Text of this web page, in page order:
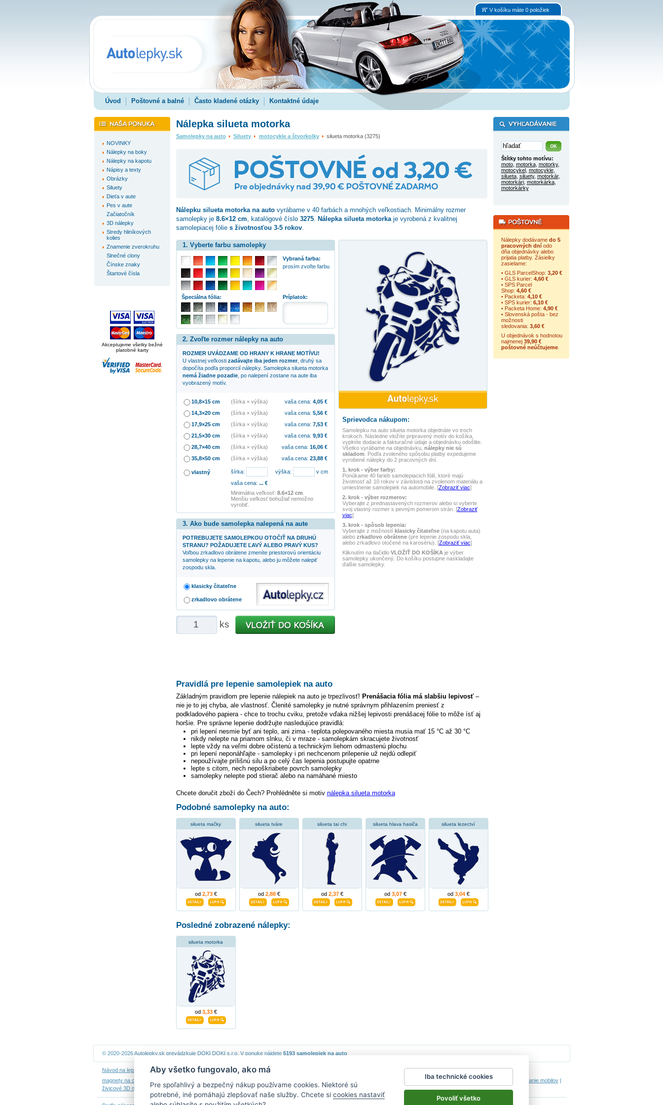
V košíku máte 0 položiek
Úvod Poštovné a balné Často kladené otázky Kontaktné údaje
NOVINKY
Nálepky na boky
Nálepky na kapotu
Nápisy a texty
Obrázky
Siluety
Dieťa v aute
Pes v aute
Začiatočník
3D nálepky
Stredy hliníkových
kolies
Znamenie zverokruhu
Slnečné clony
Čínske znaky
Štartové čísla
Akceptujeme všetky bežné
platobné karty
Nálepka silueta motorka
Samolepky na auto Siluety motocykle a štvorkolky silueta motorka (3275)
Nálepku silueta motorkana autovyrábame v 40 farbách a mnohých veľkostiach. Minimálny rozmer
samolepky je 8.6×12 cm, katalógové číslo 3275. Nálepka silueta motorkaje vyrobená z kvalitnej
samolepiacej fólie s životnosťou 3-5 rokov.
Sprievodca nákupom:
Samolepku na auto silueta motorkaobjednáte vo troch
krokoch. Následne vložíte pripravený motív do košíka,
vyplníte dodacie a fakturačné údaje a objednávku odošlite.
Všetko vyrábame na objednávku, nálepky nie sú
skladom . Podľa zvoleného spôsobu platby expedujeme
vyrobené nálepky do 2 pracovných dní.
1. krok - výber farby:
Ponúkame 40 farieb samolepiacich fólií, ktoré majú
životnosť až 10 rokov v závislosti na zvolenom materiálu a
umiestnenie samolepiek na automobile. [Zobraziť viac]
2. krok - výber rozmerov:
Vyberajte z prednastavených rozmerov alebo si vyberte
svoj vlastný rozmer s pevným pomerom strán. [Zobraziť
viac]
3. krok - spôsob lepenia:
Vyberajte z možností klasicky čitateľne(na kapotu auta)
alebo zrkadlovo obrátene(pre lepenie zospodu skla,
alebo zrkadlovo otočené na karosériu). [Zobraziť viac]
Kliknutím na tlačidlo VLOŽIŤ DO KOŠÍKA je výber
samolepky ukončený. Do košíku postupne naskladajte
ďalšie samolepky.
1. Vyberte farbu samolepky
Vybraná farba:
prosím zvoľte farbu
Príplatok:
Špeciálna fólia:
2. Zvoľte rozmer nálepky na auto
ROZMER UVÁDZAME OD HRANY K HRANE MOTÍVU!
U vlastnej veľkosti zadávajte iba jeden rozmer, druhý sa
dopočíta podľa proporcií nálepky. Samolepka silueta motorka
nemá žiadne pozadie, po nalepení zostane na aute iba
vyobrazený motív.
10,8×15 cm (šírka × výška) vaša cena: 4,05€
14,3×20 cm
(šírka × výška) vaša cena: 5,56€
17,9×25 cm
(šírka × výška) vaša cena: 7,53€
21,5×30 cm
(šírka × výška) vaša cena: 9,93€
28,7×40 cm
(šírka × výška) vaša cena: 16,06€
35,8×50 cm
(šírka × výška) vaša cena: 23,88€
vlastný šírka: výška:
v cm
vaša cena: ...€
Minimálna veľkosť: 8.6×12 cm
Menšiu veľkosť bohužiaľ nemožno
vyrobiť.
3. Ako bude samolepka nalepená na aute
POTREBUJETE SAMOLEPKOU OTOČIŤ NA DRUHÚ
STRANU? POŽADUJETE ĽAVÝ ALEBO PRAVÝ KUS?
Voľbou zrkadlovo obrátene zmeníte priestorovú orientáciu
samolepky na lepenie na kapotu, alebo ju môžete nalepiť
zospodu skla.
klasicky čitateľne
zrkadlovo obrátene
ks
Pravidlá pre lepenie samolepiek na auto
Základným pravidlom pre lepenie nálepiek na auto je trpezlivosť! Prenášacia fólia má slabšiu lepivosť–
nie je to jej chyba, ale vlastnosť. Členité samolepky je nutné správnym přihlazením preniesť z
podkladového papiera - chce to trochu cviku, pretože vďaka nižšej lepivosti prenášacej fólie to môže ísť aj
horšie. Pre správne lepenie dodržujte nasledujúce pravidlá:
pri lepení nesmie byť ani teplo, ani zima - teplota polepovaného miesta musia mať 15 °C až 30 °C
nikdy nelepte na priamom slnku, či v mraze - samolepkám skracujete životnosť
lepte vždy na veľmi dobre očistenú a technickým liehom odmastenú plochu
pri lepení neponáhľajte - samolepky i pri nechcenom prilepenie už nejdú odlepiť
nepoužívajte prílišnú silu a po celý čas lepenia postupujte opatrne
lepte s citom, nech nepoškriabete povrch samolepky
samolepky nelepte pod stierač alebo na namáhané miesto
Chcete doručit zboží do Čech? Prohlédněte si motiv nálepka silueta motorka
Podobné samolepky na auto:
silueta mačky
od 2,73€
silueta tváre
od 2,88€
silueta tai chi
od 2,37€
silueta hlava hasiča
od 3,07€
silueta lezectví
od 3,04€
Posledné zobrazené nálepky:
silueta motorka
od 3,33€
Štítky tohto motívu:
moto, motorka, motorky,
motocykel, motocykle,
silueta, siluety, motorkár,
motorkári, motorkárka,
motorkárky
Nálepky dodávame do 5
pracovných dníodo
dňa objednávky alebo
prijatia platby. Zásielky
zasielame:
• GLS ParcelShop: 3,20 €
• GLS kurier: 4,60 €
• SPS Parcel
Shop: 4,60 €
• Packeta: 4,10 €
• SPS kurier: 6,10 €
• Packeta Home: 4,90 €
• Slovenská pošta - bez
možnosti
sledovania: 3,60 €
U objednávok s hodnotou
najmenej 39,90 €
poštovné neúčtujeme.
© 2020-2026 Autolepky.sk prevádzkuje DOKI DOKI s.r.o. V ponuke nájdete 5193 samolepiek na auto
Návod na lepenie Návod na odstránenie samolepiek|Obchodné podmienky Reklamačný poriadok|Impressum
magnety na chladničku
samolepky na auto |hodinový manžel česká lípa porovnanie mobilov|
živicové 3D nálepky | kalendáre z fotiek
Aby všetko fungovalo, ako má
Pre spoľahlivý a bezpečný nákup používame cookies. Niektoré sú
potrebné, iné pomáhajú zlepšovať naše služby. Chcete si cookies nastaviť
Iba technické cookies
Povoliť všetko